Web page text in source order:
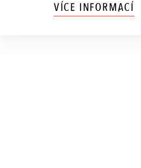
VÍCE INFORMACÍ